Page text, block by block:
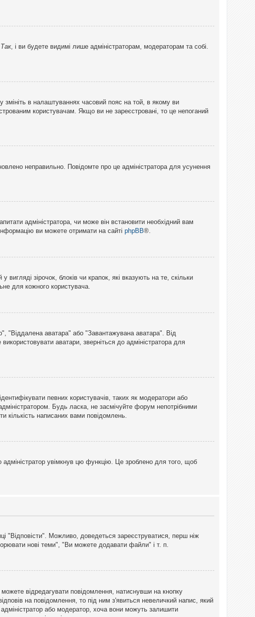
Так, і ви будете видимі лише адміністраторам, модераторам та собі.
в налаштуваннях часовий пояс на той, в якому ви
користувачам. Якщо ви не зареєстровані, то це непоганий
неправильно. Повідомте про це адміністратора для усунення
адміністратора, чи може він встановити необхідний вам
ви можете отримати на сайті phpBB®.
зірочок, блоків чи крапок, які вказують на те, скільки
для кожного користувача.
"Віддалена аватара" або "Завантажувана аватара". Від
аватари, зверніться до адміністратора для
певних користувачів, таких як модератори або
Будь ласка, не засмічуйте форум непотрібними
написаних вами повідомлень.
увімкнув цю функцію. Це зроблено для того, щоб
"Відповісти". Можливо, доведеться зареєструватися, перш ніж
нові теми", "Ви можете додавати файли" і т. п.
відредагувати повідомлення, натиснувши на кнопку
на повідомлення, то під ним з'явиться невеличкий напис, який
або модератор, хоча вони можуть залишити